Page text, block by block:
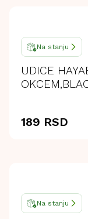
Na stanju
UDICE
189 RSD
Na stanju